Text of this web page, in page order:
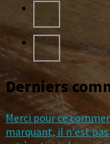
Derniers
Merci pour ce
marquant, il n'est